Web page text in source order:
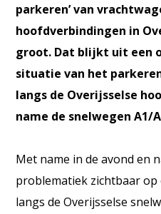
parkeren’ van
hoofdverbindingen in
groot. Dat blijkt uit een
situatie van het
langs de Overijsselse
name de snelwegen A1/
Met name in de avond en
problematiek zichtbaar
langs de Overijsselse